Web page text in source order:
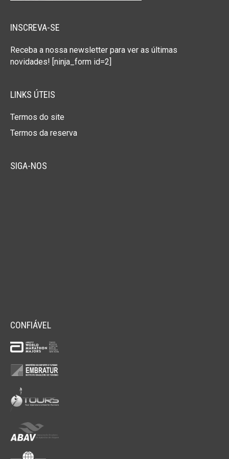
INSCREVA-SE
Receba a nossa newsletter para ver as últimas
novidades! [ninja_form id=2]
LINKS ÚTEIS
Termos do site
Termos da reserva
SIGA-NOS
CONFIÁVEL